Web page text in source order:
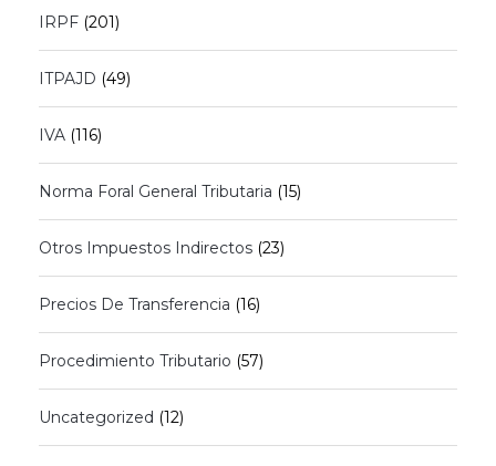
IRPF (201)
ITPAJD (49)
IVA (116)
Norma Foral General Tributaria (15)
Otros Impuestos Indirectos (23)
Precios De Transferencia (16)
Procedimiento Tributario (57)
Uncategorized (12)